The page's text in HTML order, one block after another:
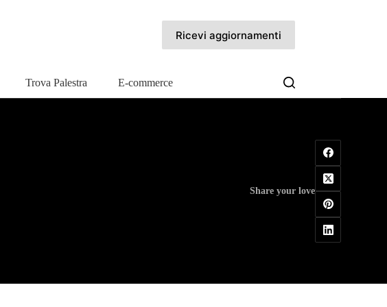
Ricevi aggiornamenti
Trova Palestra E-commerce
Share your love